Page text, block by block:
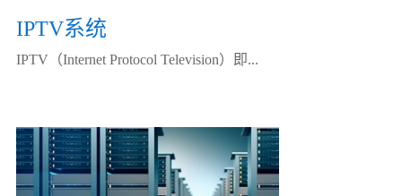
IPTV系统
IPTV（Internet Protocol Television）即...